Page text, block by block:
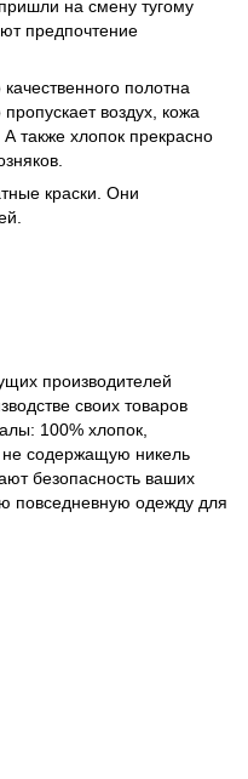
на смену тугому
предпочтение
полотна
воздух, кожа
также хлопок прекрасно
краски. Они
производителей
своих товаров
100% хлопок,
не содержащую никель
безопасность ваших
повседневную одежду для